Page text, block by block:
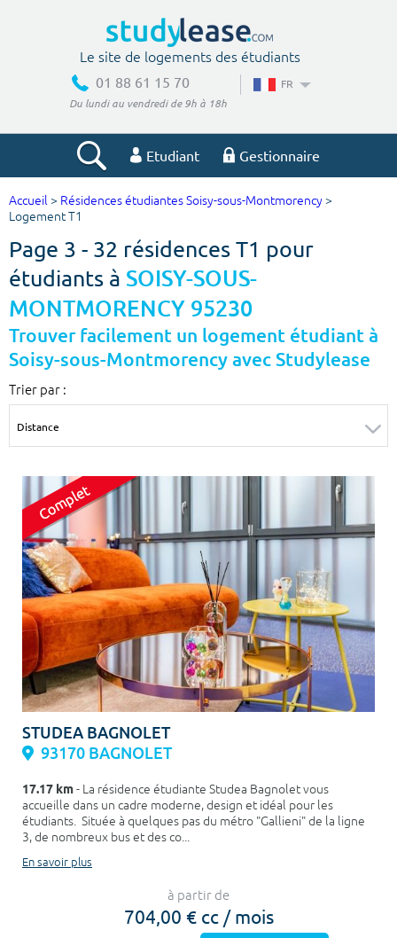
Le site de logements des étudiants
01 88 61 15 70
Du lundi au vendredi de 9h à 18h
FR
Etudiant Gestionnaire
Votre recherche
Ville, école
Budget min
€
Budget max
€
m² m²
Type de location
Colocation
Votre date d'entrée
Chercher
Accueil > Résidences étudiantes Soisy-sous-Montmorency >
Logement T1
Page 3 - 32 résidences T1 pour
étudiants à SOISY-SOUS-
MONTMORENCY 95230
Trouver facilement un logement étudiant à
Soisy-sous-Montmorency avec Studylease
Trier par :
STUDEA BAGNOLET
93170 BAGNOLET
17.17 km- La résidence étudiante Studea Bagnolet vous
accueille dans un cadre moderne, design et idéal pour les
étudiants. Située à quelques pas du métro "Gallieni" de la ligne
3, de nombreux bus et des co...
En savoir plus
à partir de
704,00 € cc / mois